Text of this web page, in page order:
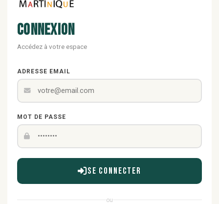
Connexion
Accédez à votre espace
ADRESSE EMAIL
MOT DE PASSE
Se connecter
ou